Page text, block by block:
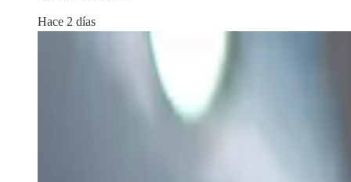
Hace 2 días